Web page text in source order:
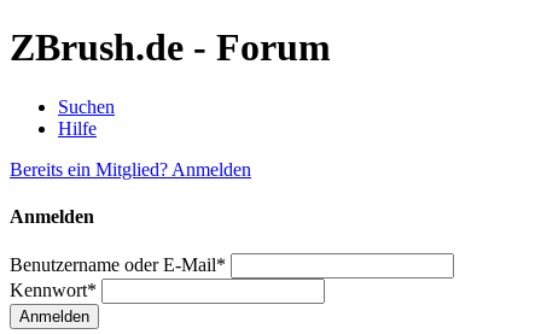
ZBrush.de - Forum
Suchen
Hilfe
Bereits ein Mitglied? Anmelden
Anmelden
Benutzername oder E-Mail*
Kennwort*
Anmelden